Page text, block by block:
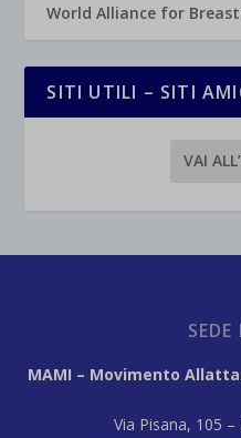
World Alliance for
SITI UTILI – SITI
VAI
SEDE
MAMI – Movimento
Via Pisana, 105 –